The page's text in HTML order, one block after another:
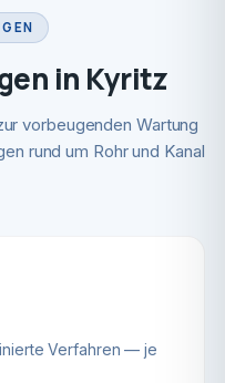
in Kyritz
vorbeugenden Wartung
rund um Rohr und Kanal
Verfahren — je